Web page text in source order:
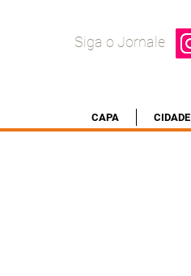
Siga o Jornale
CAPA CIDADE